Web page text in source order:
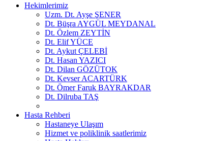
Hekimlerimiz
Uzm. Dt. Ayşe ŞENER
Dt. Büşra AYGÜL MEYDANAL
Dt. Özlem ZEYTİN
Dt. Elif YÜCE
Dt. Aykut ÇELEBİ
Dt. Hasan YAZICI
Dt. Dilan GÖZÜTOK
Dt. Kevser ACARTÜRK
Dt. Ömer Faruk BAYRAKDAR
Dt. Dilruba TAŞ
Hasta Rehberi
Hastaneye Ulaşım
Hizmet ve poliklinik saatlerimiz